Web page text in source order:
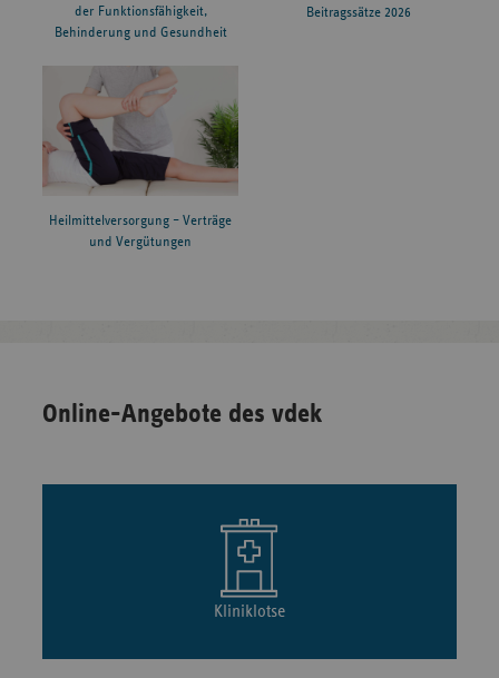
der Funktionsfähigkeit,
Behinderung und Gesundheit
Beitragssätze 2026
Heilmittelversorgung – Verträge
und Vergütungen
Online-Angebote des vdek
Kliniklotse